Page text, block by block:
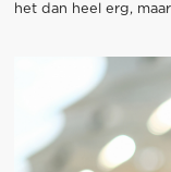
het dan heel erg,